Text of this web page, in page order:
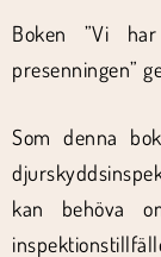
Boken ”Vi
presenningen”
Som denna
kan behöva